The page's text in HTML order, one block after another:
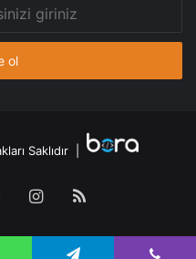
Saklıdır |
YouTubeInstagram
RSS